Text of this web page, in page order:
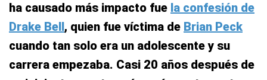
ha causado más impacto fue la confesión de
Drake Bell, quien fue víctima de Brian Peck
cuando tan solo era un adolescente y su
carrera empezaba. Casi 20 años después de